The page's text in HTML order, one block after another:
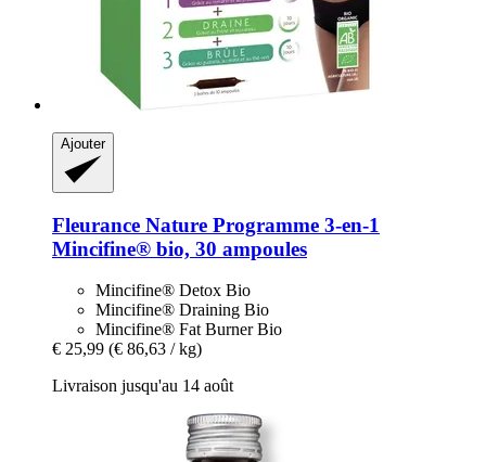
Ajouter
Fleurance Nature Programme 3-​en-​1
Mincifine® bio, 30 ampoules
Mincifine® Detox Bio
Mincifine® Draining Bio
Mincifine® Fat Burner Bio
€ 25,99 (€ 86,63 / kg)
Livraison jusqu'au 14 août